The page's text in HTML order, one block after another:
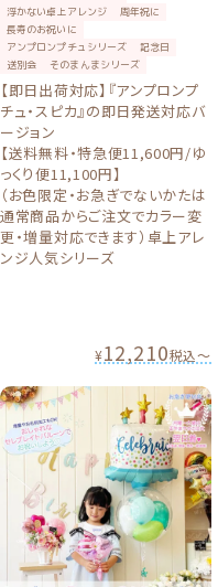
浮かない卓上アレンジ
周年祝に
長寿のお祝いに
アンプロンプチュシリーズ
記念日
送別会
そのまんまシリーズ
【即日出荷対応】『アンプロンプ
チュ・スピカ』の即日発送対応バ
ージョン
【送料無料・特急便11,600円/ゆ
っくり便11,100円】
（お色限定・お急ぎでないかたは
通常商品からご注文でカラー変
更・増量対応できます）卓上アレ
ンジ人気シリーズ
¥12,210税込〜